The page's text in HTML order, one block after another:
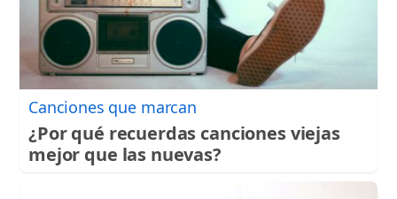
Canciones que marcan
¿Por qué recuerdas canciones viejas
mejor que las nuevas?